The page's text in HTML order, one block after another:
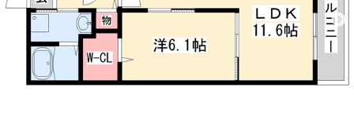
地域から探す
地図から探す
オーナー様へ